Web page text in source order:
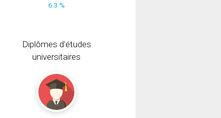
6.3 %
Diplômes d'études
universitaires